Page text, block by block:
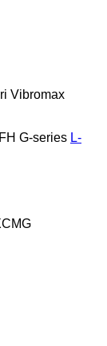
Vibromax
FH G-series L-